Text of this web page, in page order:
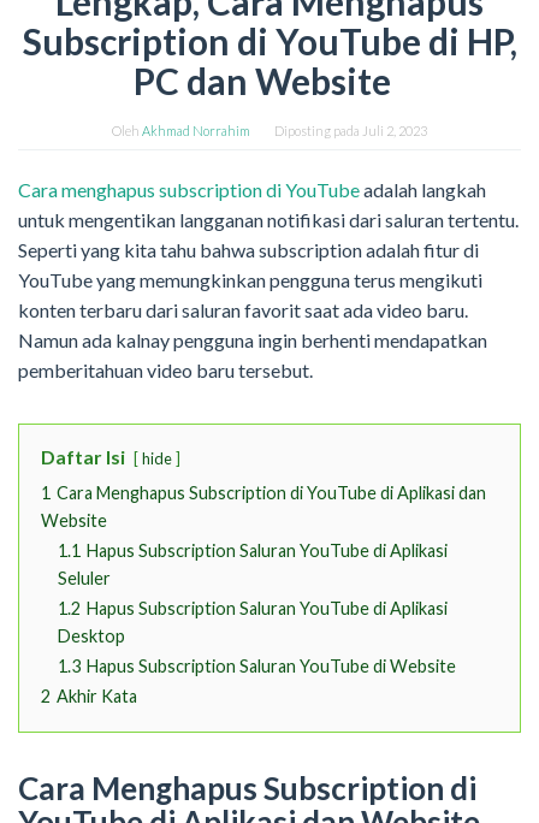
Subscription di YouTube di HP,
PC dan Website
Oleh Akhmad Norrahim Diposting pada Juli 2, 2023
Cara menghapus subscription di YouTubeadalah langkah
untuk mengentikan langganan notifikasi dari saluran tertentu.
Seperti yang kita tahu bahwa subscription adalah fitur di
YouTube yang memungkinkan pengguna terus mengikuti
konten terbaru dari saluran favorit saat ada video baru.
Namun ada kalnay pengguna ingin berhenti mendapatkan
pemberitahuan video baru tersebut.
Daftar Isi hide
1 Cara Menghapus Subscription di YouTube di Aplikasi dan
Website
1.1 Hapus Subscription Saluran YouTube di Aplikasi
Seluler
1.2 Hapus Subscription Saluran YouTube di Aplikasi
Desktop
1.3 Hapus Subscription Saluran YouTube di Website
2 Akhir Kata
Cara Menghapus Subscription di